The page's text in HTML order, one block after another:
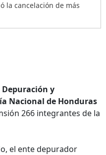
la cancelación de más
Depuración y
Nacional de Honduras
266 integrantes de la
el ente depurador